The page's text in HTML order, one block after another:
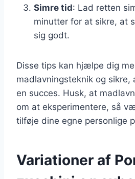
Simre tid: Lad retten
minutter for at sikre, at
sig godt.
Disse tips kan hjælpe dig
madlavningsteknik og sikre,
en succes. Husk, at
om at eksperimentere, så
tilføje dine egne personlige
Variationer af